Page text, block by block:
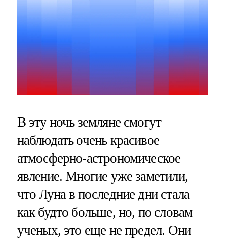
В эту ночь земляне смогут
наблюдать очень красивое
атмосферно-астрономическое
явление. Многие уже заметили,
что Луна в последние дни стала
как будто больше, но, по словам
ученых, это еще не предел. Они